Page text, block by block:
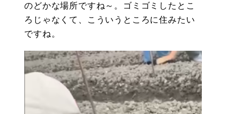
のどかな場所ですね～。ゴミゴミしたとこ
ろじゃなくて、こういうところに住みたい
ですね。